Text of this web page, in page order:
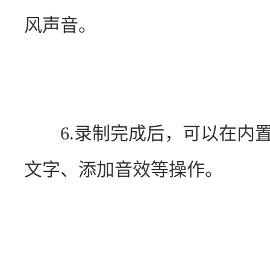
风声音。
6.录制完成后，可以在内置
文字、添加音效等操作。